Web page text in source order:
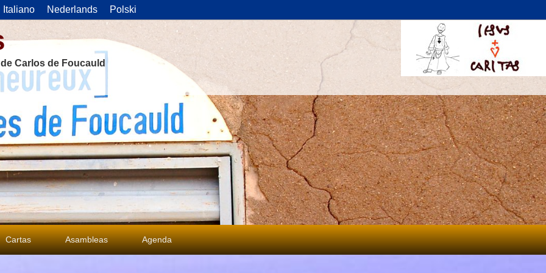
Italiano Nederlands Polski
Carlos de Foucauld
Cartas Asambleas Agenda